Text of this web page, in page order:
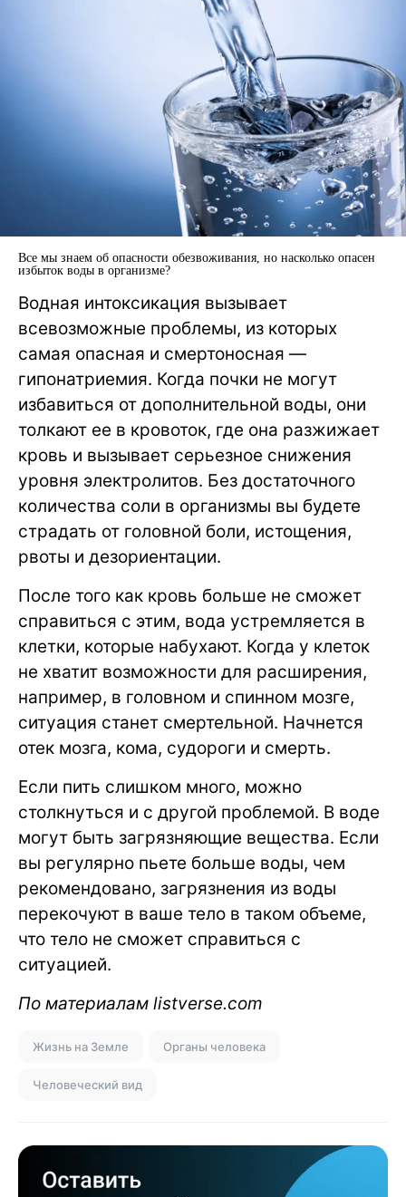
Все мы знаем об опасности обезвоживания, но насколько опасен
избыток воды в организме?
Водная интоксикация вызывает
всевозможные проблемы, из которых
самая опасная и смертоносная —
гипонатриемия. Когда почки не могут
избавиться от дополнительной воды, они
толкают ее в кровоток, где она разжижает
кровь и вызывает серьезное снижения
уровня электролитов. Без достаточного
количества соли в организмы вы будете
страдать от головной боли, истощения,
рвоты и дезориентации.
После того как кровь больше не сможет
справиться с этим, вода устремляется в
клетки, которые набухают. Когда у клеток
не хватит возможности для расширения,
например, в головном и спинном мозге,
ситуация станет смертельной. Начнется
отек мозга, кома, судороги и смерть.
Если пить слишком много, можно
столкнуться и с другой проблемой. В воде
могут быть загрязняющие вещества. Если
вы регулярно пьете больше воды, чем
рекомендовано, загрязнения из воды
перекочуют в ваше тело в таком объеме,
что тело не сможет справиться с
ситуацией.
По материалам listverse.com
Жизнь на Земле Органы человека
Человеческий вид